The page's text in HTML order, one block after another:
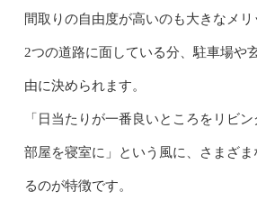
間取りの自由度が高いのも大きなメリ
2つの道路に面している分、駐車場や
由に決められます。
「日当たりが一番良いところをリビ
部屋を寝室に」という風に、さまざま
るのが特徴です。